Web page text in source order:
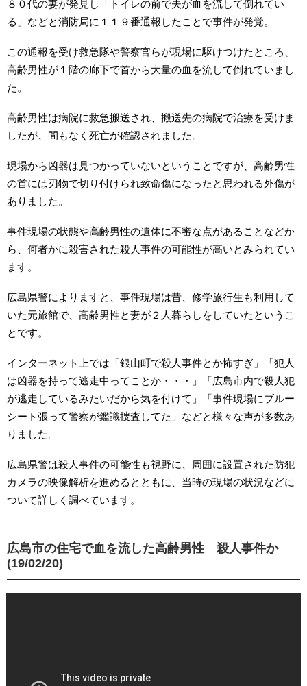
８０代の妻が発見し「トイレの前で夫が血を流して倒れてい
る」などと消防局に１１９番通報したことで事件が発覚。
この通報を受け救急隊や警察官らが現場に駆けつけたところ、
高齢男性が１階の廊下で首から大量の血を流して倒れていまし
た。
高齢男性は病院に救急搬送され、搬送先の病院で治療を受けま
したが、間もなく死亡が確認されました。
現場から凶器は見つかっていないということですが、高齢男性
の首には刃物で切り付けられ致命傷になったと思われる外傷が
ありました。
事件現場の状態や高齢男性の遺体に不審な点があることなどか
ら、何者かに殺害された殺人事件の可能性が高いとみられてい
ます。
広島県警によりますと、事件現場は昔、修学旅行生も利用して
いた元旅館で、高齢男性と妻が２人暮らしをしていたというこ
とです。
インターネット上では「銀山町で殺人事件とか怖すぎ」「犯人
は凶器を持って逃走中ってことか・・・」「広島市内で殺人犯
が逃走しているみたいだから気を付けて」「事件現場にブルー
シート張って警察が鑑識捜査してた」などと様々な声が多数あ
りました。
広島県警は殺人事件の可能性も視野に、周囲に設置された防犯
カメラの映像解析を進めるとともに、当時の現場の状況などに
ついて詳しく調べています。
広島市の住宅で血を流した高齢男性 殺人事件か
(19/02/20)